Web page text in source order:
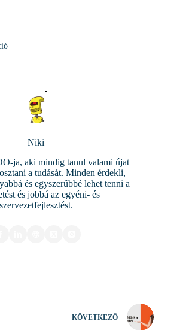
Niki
ja, aki mindig tanul valami újat
a tudását. Minden érdekli,
és egyszerűbbé lehet tenni a
és jobbá az egyéni- és
szervezetfejlesztést.
KÖVETKEZŐ